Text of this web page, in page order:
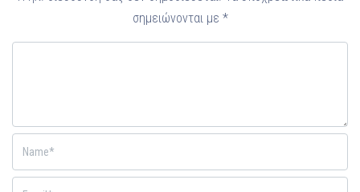
σημειώνονται με *